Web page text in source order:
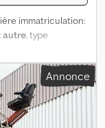
immatriculation:
autre, type
véhicule :
à deux points
de charge : 4,6 m
m - 1 720 kg, 12,20
Annonce